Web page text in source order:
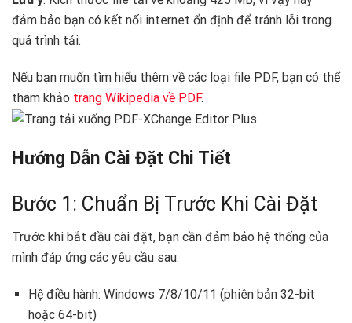
đảm bảo bạn có kết nối internet ổn định để tránh lỗi trong
quá trình tải.
Nếu bạn muốn tìm hiểu thêm về các loại file PDF, bạn có thể
tham khảo trang Wikipedia về PDF.
Hướng Dẫn Cài Đặt Chi Tiết ️
Bước 1: Chuẩn Bị Trước Khi Cài Đặt
Trước khi bắt đầu cài đặt, bạn cần đảm bảo hệ thống của
mình đáp ứng các yêu cầu sau:
Hệ điều hành: Windows 7/8/10/11 (phiên bản 32-bit
hoặc 64-bit)